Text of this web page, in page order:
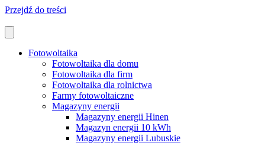
Przejdź do treści
Fotowoltaika
Fotowoltaika dla domu
Fotowoltaika dla firm
Fotowoltaika dla rolnictwa
Farmy fotowoltaiczne
Magazyny energii
Magazyny energii Hinen
Magazyn energii 10 kWh
Magazyny energii Lubuskie